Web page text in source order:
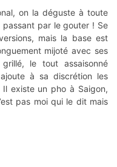
on la déguste à toute
par le gouter ! Se
mais la base est
mijoté avec ses
le tout assaisonné
à sa discrétion les
Il existe un pho à Saigon,
pas moi qui le dit mais